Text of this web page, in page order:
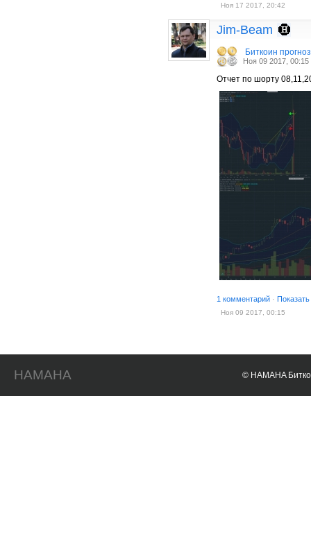
Ноя 17 2017, 20:42
Jim-Beam
Биткоин
Ноя 09 2017, 00:15
Отчет по шорту
1 комментарий ·
Ноя 09 2017, 00:15
HAMAHA © HAMAHA